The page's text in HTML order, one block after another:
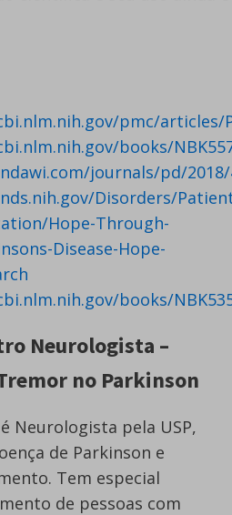
pmc/articles/
books/
journals/pd/2018/
Disorders/
Hope-Through-
Disease-Hope-
books/
Neurologista –
no Parkinson
é Neurologista pela USP,
de Parkinson e
Tem especial
de pessoas com